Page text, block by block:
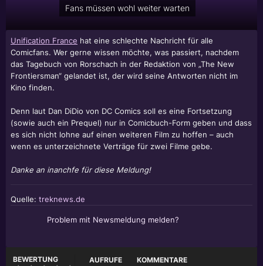
Fans müssen wohl weiter warten
Unification France hat eine schlechte Nachricht für alle
Comicfans. Wer gerne wissen möchte, was passiert, nachdem
das Tagebuch von Rorschach in der Redaktion von „The New
Frontiersman“ gelandet ist, der wird seine Antworten nicht im
Kino finden.
Denn laut Dan DiDio von DC Comics soll es eine Fortsetzung
(sowie auch ein Prequel) nur in Comicbuch-Form geben und dass
es sich nicht lohne auf einen weiteren Film zu hoffen – auch
wenn es unterzeichnete Verträge für zwei Filme gebe.
Danke an inanchfe für diese Meldung!
Quelle: treknews.de
Problem mit Newsmeldung melden?
BEWERTUNG AUFRUFE KOMMENTARE